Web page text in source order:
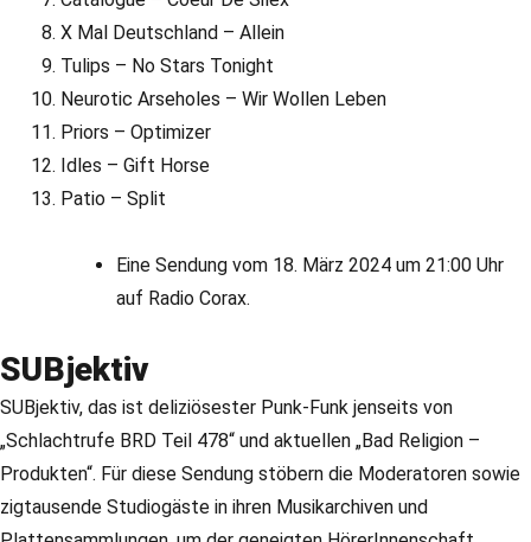
X Mal Deutschland – Allein
Tulips – No Stars Tonight
Neurotic Arseholes – Wir Wollen Leben
Priors – Optimizer
Idles – Gift Horse
Patio – Split
Eine Sendung vom 18. März 2024 um 21:00 Uhr
auf Radio Corax.
SUBjektiv
SUBjektiv, das ist deliziösester Punk-Funk jenseits von
„Schlachtrufe BRD Teil 478“ und aktuellen „Bad Religion –
Produkten“. Für diese Sendung stöbern die Moderatoren sowie
zigtausende Studiogäste in ihren Musikarchiven und